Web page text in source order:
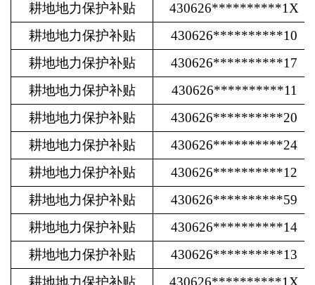
耕地地力保护补贴
430626**********1X
耕地地力保护补贴
430626**********10
耕地地力保护补贴
430626**********17
耕地地力保护补贴
430626**********11
耕地地力保护补贴
430626**********20
耕地地力保护补贴
430626**********24
耕地地力保护补贴
430626**********12
耕地地力保护补贴
430626**********59
耕地地力保护补贴
430626**********14
耕地地力保护补贴
430626**********13
耕地地力保护补贴
430626**********1X